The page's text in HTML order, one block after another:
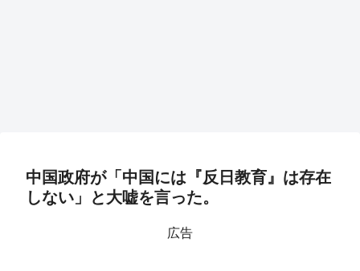
中国政府が「中国には『反日教育』は存在
しない」と大嘘を言った。
広告